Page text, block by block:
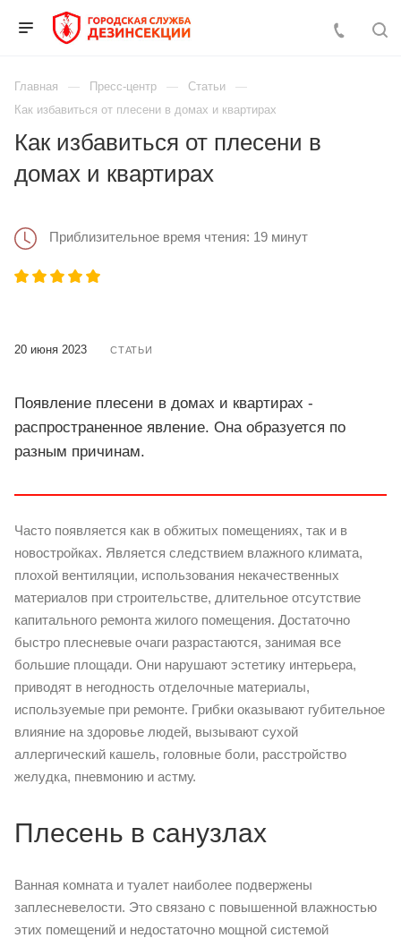
Главная Пресс-центр
Статьи
Как избавиться от плесени в домах и квартирах
Как избавиться от плесени в
домах и квартирах
Приблизительное время чтения: 19 минут
20 июня 2023 СТАТЬИ
Появление плесени в домах и квартирах -
распространенное явление. Она образуется по
разным причинам.
Часто появляется как в обжитых помещениях, так и в
новостройках. Является следствием влажного климата,
плохой вентиляции, использования некачественных
материалов при строительстве, длительное отсутствие
капитального ремонта жилого помещения. Достаточно
быстро плесневые очаги разрастаются, занимая все
большие площади. Они нарушают эстетику интерьера,
приводят в негодность отделочные материалы,
используемые при ремонте. Грибки оказывают губительное
влияние на здоровье людей, вызывают сухой
аллергический кашель, головные боли, расстройство
желудка, пневмонию и астму.
Плесень в санузлах
Ванная комната и туалет наиболее подвержены
заплесневелости. Это связано с повышенной влажностью
этих помещений и недостаточно мощной системой